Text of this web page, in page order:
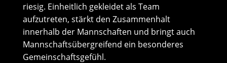
riesig. Einheitlich gekleidet als Team
aufzutreten, stärkt den Zusammenhalt
innerhalb der Mannschaften und bringt auch
Mannschaftsübergreifend ein besonderes
Gemeinschaftsgefühl.